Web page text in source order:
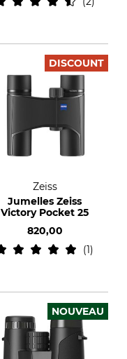
DISCOUNT
Zeiss
Jumelles Zeiss
Victory Pocket 25
820,00
1
NOUVEAU